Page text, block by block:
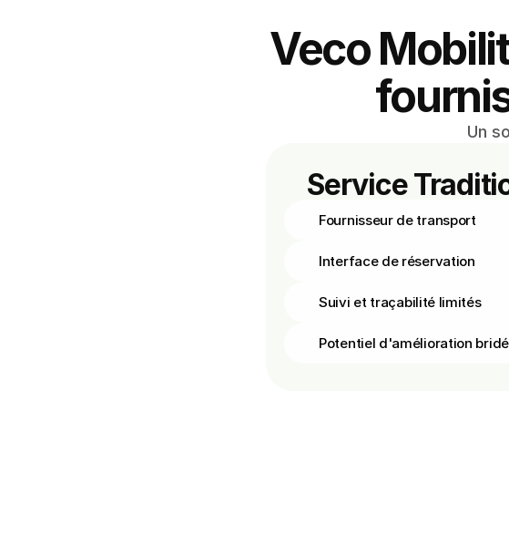
Veco
Un
Service
Fournisseur de transport
Interface de réservation
Suivi et traçabilité limités
Potentiel d'amélioration bridé